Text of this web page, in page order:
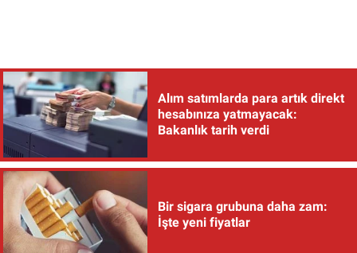
Alım satımlarda para artık direkt
hesabınıza yatmayacak:
Bakanlık tarih verdi
Bir sigara grubuna daha zam:
İşte yeni fiyatlar